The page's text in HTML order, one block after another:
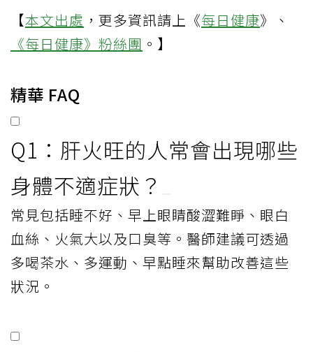
【本文出處 ，更多資訊請上《每日健康》、
《每日健康》粉絲團 。】
精華 FAQ
Q1：肝火旺的人常會出現哪些
身體不適症狀？
常見包括睡不好、早上眼睛酸澀難睜、眼白
血絲、火氣大以及口臭等。醫師建議可透過
多喝茶水、多運動、早點睡來幫助改善這些
狀況。